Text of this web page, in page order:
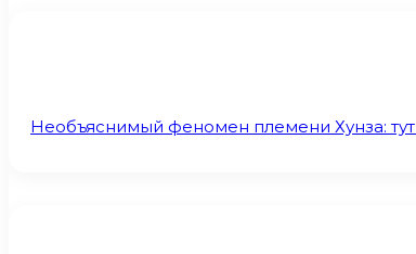
Необъяснимый феномен племени Хунза: тут